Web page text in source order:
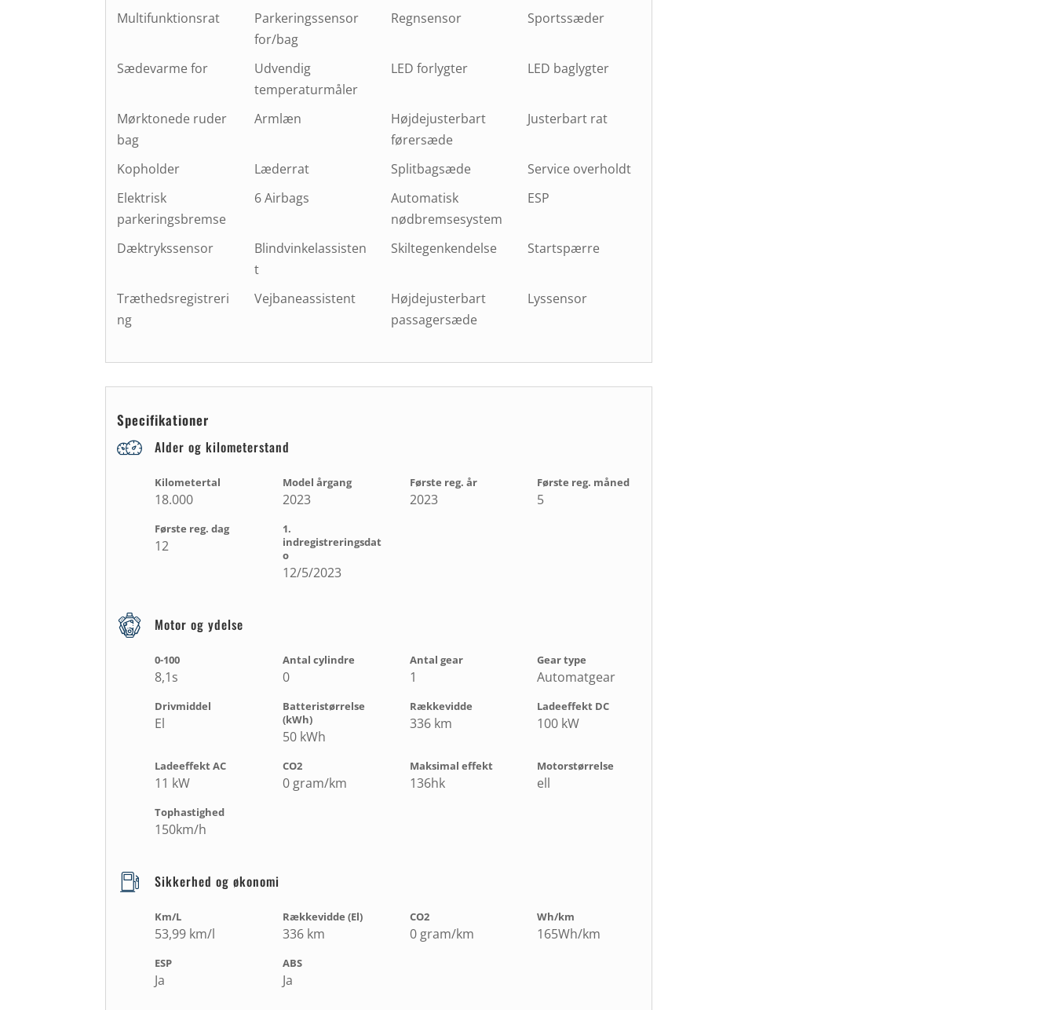
Multifunktionsrat
Parkeringssensor
for/bag
Regnsensor Sportssæder
Sædevarme for
Udvendig
temperaturmåler
LED forlygter LED baglygter
Mørktonede ruder
bag
Armlæn
Højdejusterbart
førersæde
Justerbart rat
Kopholder Læderrat Splitbagsæde
Service overholdt
Elektrisk
parkeringsbremse
6 Airbags
Automatisk
nødbremsesystem
ESP
Dæktrykssensor
Blindvinkelassisten
t
Skiltegenkendelse Startspærre
Træthedsregistreri
ng
Vejbaneassistent
Højdejusterbart
passagersæde
Lyssensor
Specifikationer
Alder og kilometerstand
Kilometertal
18.000
Model årgang
2023
Første reg. år
2023
Første reg. måned
5
Første reg. dag
12
1.
indregistreringsdat
o
12/5/2023
Motor og ydelse
0-100
8,1s
Antal cylindre
0
Antal gear
1
Gear type
Automatgear
Drivmiddel
El
Batteristørrelse
(kWh)
50 kWh
Rækkevidde
336 km
Ladeeffekt DC
100 kW
Ladeeffekt AC
11 kW
CO2
0 gram/km
Maksimal effekt
136hk
Motorstørrelse
ell
Tophastighed
150km/h
Sikkerhed og økonomi
Km/L
53,99 km/l
Rækkevidde (El)
336 km
CO2
0 gram/km
Wh/km
165Wh/km
ESP
Ja
ABS
Ja